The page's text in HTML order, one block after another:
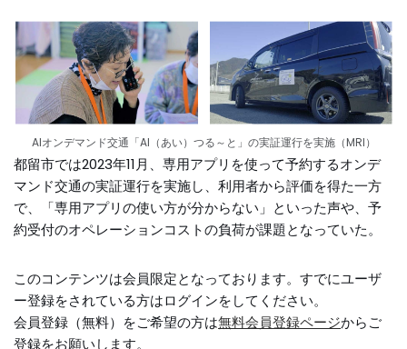
AIオンデマンド交通「AI（あい）つる～と」の実証運行を実施（MRI）
都留市では2023年11月、専用アプリを使って予約するオンデ
マンド交通の実証運行を実施し、利用者から評価を得た一方
で、「専用アプリの使い方が分からない」といった声や、予
約受付のオペレーションコストの負荷が課題となっていた。
このコンテンツは会員限定となっております。すでにユーザ
ー登録をされている方はログインをしてください。
会員登録（無料）をご希望の方は無料会員登録ページからご
登録をお願いします。